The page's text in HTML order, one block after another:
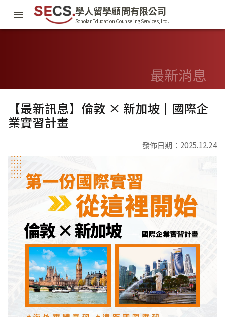
學人留學顧問有限公司
Scholar Education Counseling Services, Ltd.
最新消息
【最新訊息】倫敦 × 新加坡｜國際企
業實習計畫
發佈日期：2025.12.24